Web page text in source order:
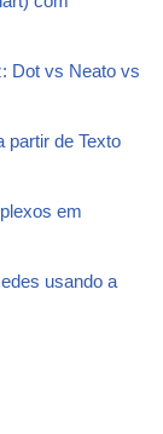
Dot vs Neato vs
partir de Texto
em
usando a